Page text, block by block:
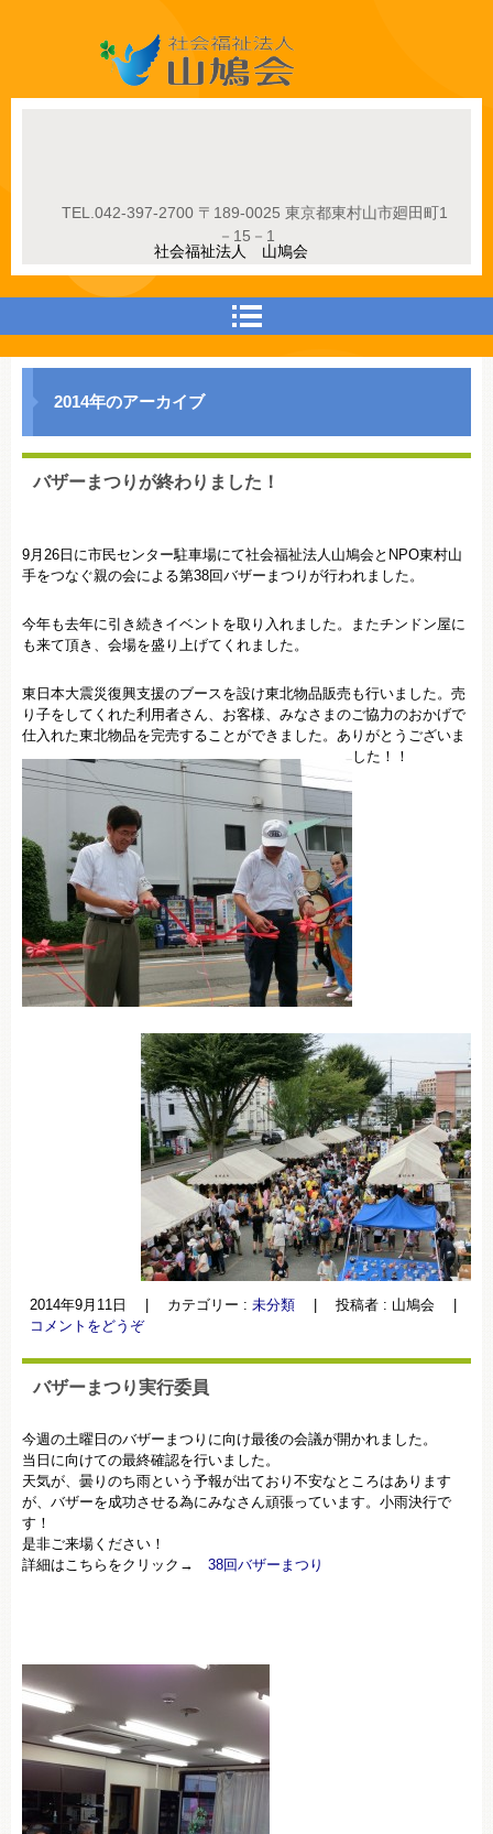
社会福祉法人山鳩会
社会福祉法人 山鳩会
TEL. 042-397-2700 〒189-0025 東京都東村山市廻田町1
－15－1
2014年のアーカイブ
バザーまつりが終わりました！
9月26日に市民センター駐車場にて社会福祉法人山鳩会とNPO東村山
手をつなぐ親の会による第38回バザーまつりが行われました。
今年も去年に引き続きイベントを取り入れました。またチンドン屋に
も来て頂き、会場を盛り上げてくれました。
東日本大震災復興支援のブースを設け東北物品販売も行いました。売
り子をしてくれた利用者さん、お客様、みなさまのご協力のおかげで
仕入れた東北物品を完売することができました。ありがとうございま
した！！
2014年9月11日 カテゴリー : 未分類 投稿者 : 山鳩会
コメントをどうぞ
バザーまつり実行委員
今週の土曜日のバザーまつりに向け最後の会議が開かれました。
当日に向けての最終確認を行いました。
天気が、曇りのち雨という予報が出ており不安なところはあります
が、バザーを成功させる為にみなさん頑張っています。小雨決行で
す！
是非ご来場ください！
詳細はこちらをクリック→ 38回バザーまつり